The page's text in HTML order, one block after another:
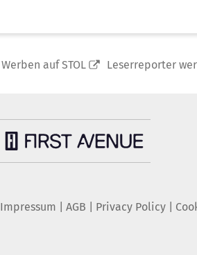
Werben auf STOL Leserreporter
Impressum AGB Privacy Policy|